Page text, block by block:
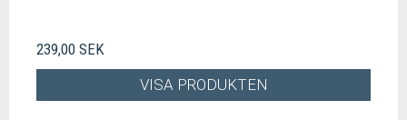
239,00 SEK
VISA PRODUKTEN